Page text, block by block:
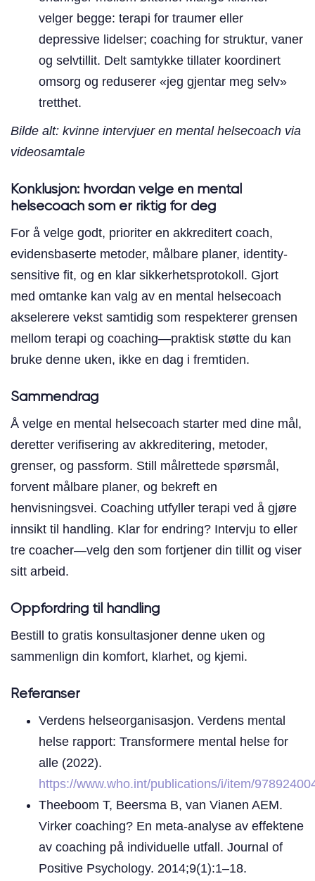
velger begge: terapi for traumer eller
depressive lidelser; coaching for struktur, vaner
og selvtillit. Delt samtykke tillater koordinert
omsorg og reduserer «jeg gjentar meg selv»
tretthet.
Bilde alt: kvinne intervjuer en mental helsecoach via
videosamtale
Konklusjon: hvordan velge en mental
helsecoach som er riktig for deg
For å velge godt, prioriter en akkreditert coach,
evidensbaserte metoder, målbare planer, identity-
sensitive fit, og en klar sikkerhetsprotokoll. Gjort
med omtanke kan valg av en mental helsecoach
akselerere vekst samtidig som respekterer grensen
mellom terapi og coaching—praktisk støtte du kan
bruke denne uken, ikke en dag i fremtiden.
Sammendrag
Å velge en mental helsecoach starter med dine mål,
deretter verifisering av akkreditering, metoder,
grenser, og passform. Still målrettede spørsmål,
forvent målbare planer, og bekreft en
henvisningsvei. Coaching utfyller terapi ved å gjøre
innsikt til handling. Klar for endring? Intervju to eller
tre coacher—velg den som fortjener din tillit og viser
sitt arbeid.
Oppfordring til handling
Bestill to gratis konsultasjoner denne uken og
sammenlign din komfort, klarhet, og kjemi.
Referanser
Verdens helseorganisasjon. Verdens mental
helse rapport: Transformere mental helse for
alle (2022).
https://www.who.int/publications/i/item/
Theeboom T, Beersma B, van Vianen AEM.
Virker coaching? En meta-analyse av effektene
av coaching på individuelle utfall. Journal of
Positive Psychology. 2014;9(1):1–18.